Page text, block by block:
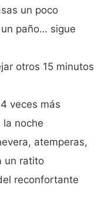
un poco
paño… sigue
otros 15 minutos
veces más
noche
atemperas,
un ratito
reconfortante